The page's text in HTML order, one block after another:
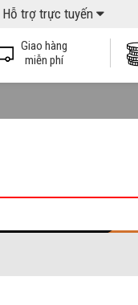
Hỗ trợ trực tuyến
Giao hàng
miễn phí